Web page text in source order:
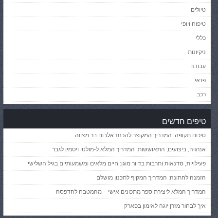
טיולים
טיפוח ויופי
כללי
ניקיונות
עבודה
פנאי
רכב
טיפים חדשים
סיכום תקופה: המדריך המקוצר להכנת אלבום בר מצווה
אנרגיה, ביצועים, התאוששות: המדריך המלא ל-מולטי ויטמין לגבר
פעילויות, סדנאות ותרבות בדיור מוגן: חיים מלאים ומשמעותיים בגיל השלישי
הזמנה לחתונה: המדריך המקיף לתכנון מושלם
המדריך המלא ליצירת ספר מתכונים אישי – מהמטבח להדפסה
איך לבחור מזרן יוגה לאימון בפארק